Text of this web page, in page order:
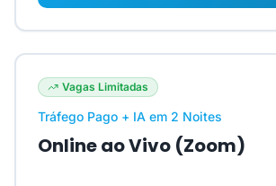
Vagas Limitadas
Tráfego Pago + IA em 2 Noites
Online ao Vivo (Zoom)